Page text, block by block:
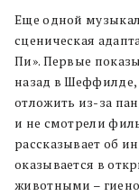
Еще одной
сценическая
Пи». Первые
назад в Шеффилде,
отложить из-за
и не смотрели
рассказывает об
оказывается в
животными –